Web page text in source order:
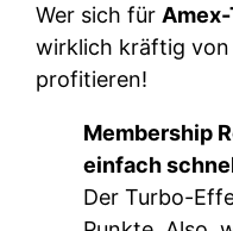
Wer sich für
wirklich kräftig
profitieren!
Membership
einfach
Der Turbo-